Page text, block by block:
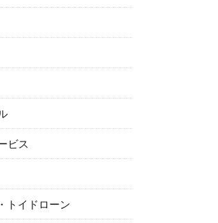
ビス
トイドローン